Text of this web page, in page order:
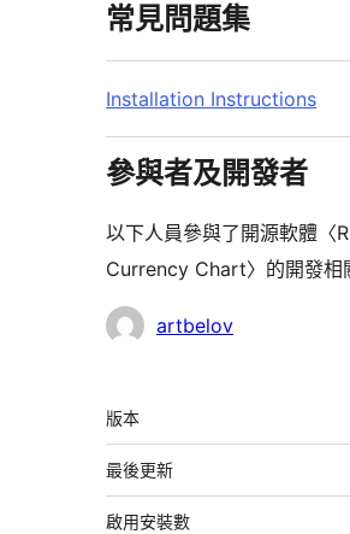
常見問題集
Installation Instructions
參與者及開發者
以下人員參與了開源軟體〈
Currency Chart〉的開發相
參
artbelov
中
繼
資
料
版本
最後更新
啟用安裝數